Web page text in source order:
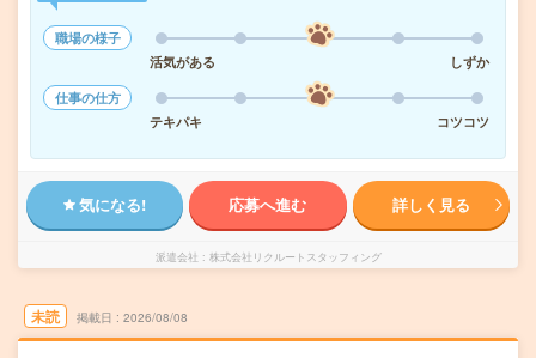
職場の様子
活気がある
しずか
仕事の仕方
テキパキ
コツコツ
気になる! 応募へ進む 詳しく見る
派遣会社 株式会社リクルートスタッフィング
未読 掲載日 2026/08/08